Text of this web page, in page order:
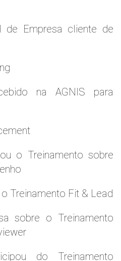
Empresa cliente de
na AGNIS para
o Treinamento sobre
Treinamento Fit & Lead
sobre o Treinamento
do Treinamento